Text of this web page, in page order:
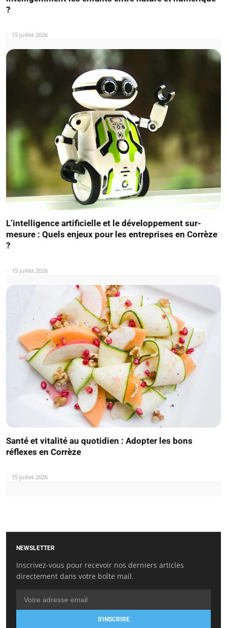
?
15 juillet 2026
L’intelligence artificielle et le développement sur-
mesure : Quels enjeux pour les entreprises en Corrèze
?
15 juillet 2026
Santé et vitalité au quotidien : Adopter les bons
réflexes en Corrèze
15 juillet 2026
NEWSLETTER
Inscrivez-vous pour recevoir nos derniers articles
directement dans votre boîte mail.
S'INSCRIRE